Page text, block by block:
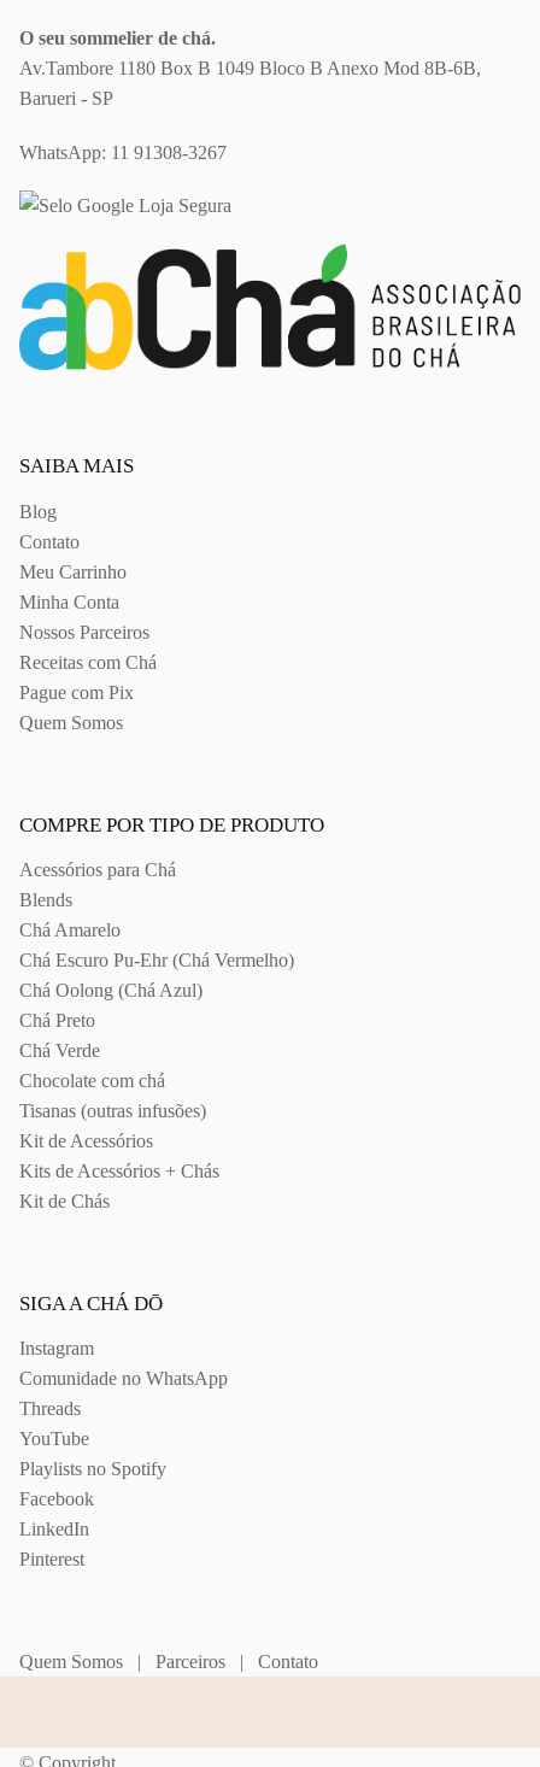
O seu sommelier de chá.
Av.Tambore 1180 Box B 1049 Bloco B Anexo Mod 8B-6B,
Barueri - SP
WhatsApp: 11 91308-3267
SAIBA MAIS
Blog
Contato
Meu Carrinho
Minha Conta
Nossos Parceiros
Receitas com Chá
Pague com Pix
Quem Somos
COMPRE POR TIPO DE PRODUTO
Acessórios para Chá
Blends
Chá Amarelo
Chá Escuro Pu-Ehr (Chá Vermelho)
Chá Oolong (Chá Azul)
Chá Preto
Chá Verde
Chocolate com chá
Tisanas (outras infusões)
Kit de Acessórios
Kits de Acessórios + Chás
Kit de Chás
SIGA A CHÁ DŌ
Instagram
Comunidade no WhatsApp
Threads
YouTube
Playlists no Spotify
Facebook
LinkedIn
Pinterest
Quem Somos | Parceiros | Contato
© Copyright